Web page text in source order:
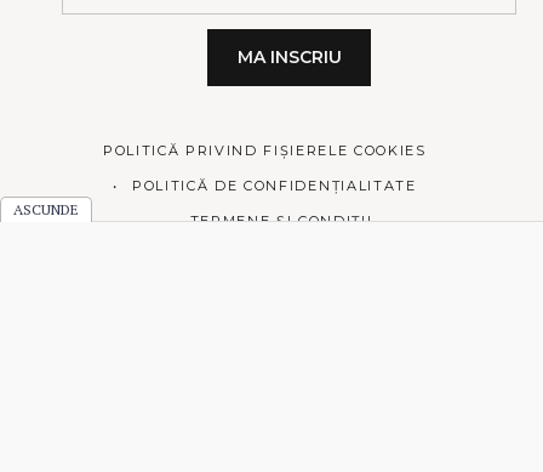
POLITICĂ PRIVIND FIȘIERELE COOKIES
POLITICĂ DE CONFIDENȚIALITATE
TERMENE ȘI CONDIȚII